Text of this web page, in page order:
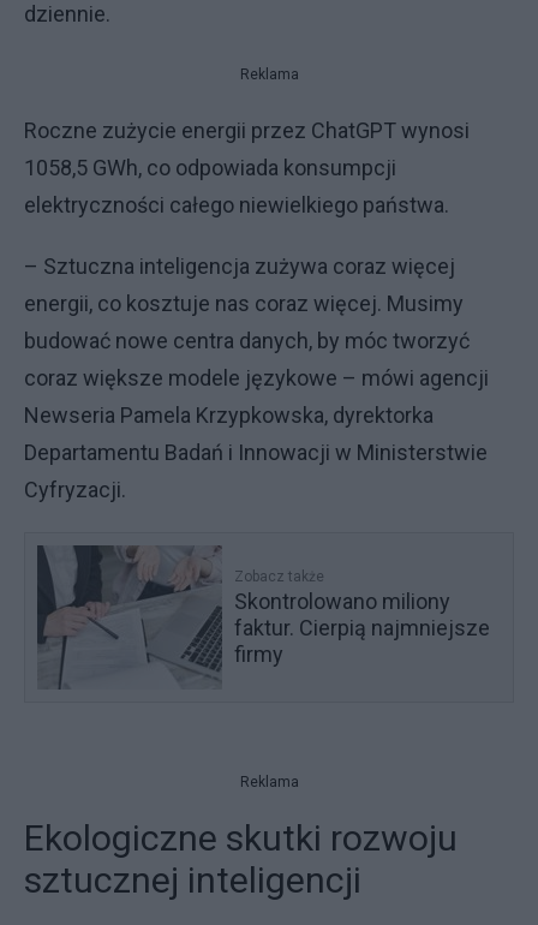
dziennie.
Reklama
Roczne zużycie energii przez ChatGPT wynosi
1058,5 GWh, co odpowiada konsumpcji
elektryczności całego niewielkiego państwa.
– Sztuczna inteligencja zużywa coraz więcej
energii, co kosztuje nas coraz więcej. Musimy
budować nowe centra danych, by móc tworzyć
coraz większe modele językowe – mówi agencji
Newseria Pamela Krzypkowska, dyrektorka
Departamentu Badań i Innowacji w Ministerstwie
Cyfryzacji.
Zobacz także
Skontrolowano miliony
faktur. Cierpią najmniejsze
firmy
Reklama
Ekologiczne skutki rozwoju
sztucznej inteligencji